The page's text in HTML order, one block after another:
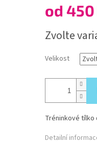
od 450
cena:
Zvolte
Velikost
Tréninkové tílko
Detailní